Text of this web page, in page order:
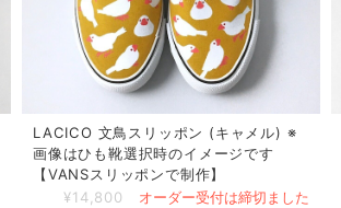
LACICO 文鳥スリッポン (キャメル) ※
画像はひも靴選択時のイメージです
【VANSスリッポンで制作】
¥14,800
オーダー受付は締切ました